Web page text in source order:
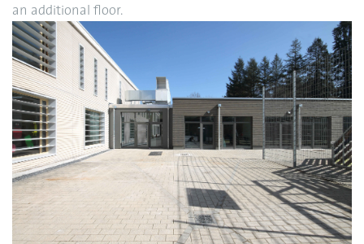
an additional floor.